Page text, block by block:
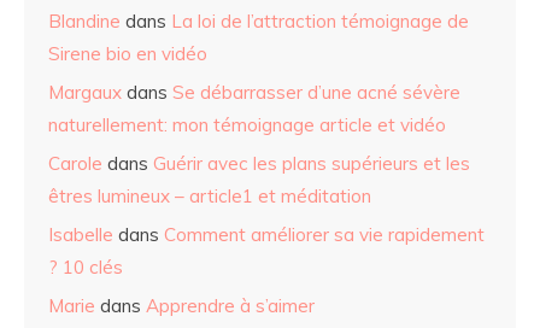
Blandine dans La loi de l’attraction témoignage de
Sirene bio en vidéo
Margaux dans Se débarrasser d’une acné sévère
naturellement: mon témoignage article et vidéo
Carole dans Guérir avec les plans supérieurs et les
êtres lumineux – article1 et méditation
Isabelle dans Comment améliorer sa vie rapidement
? 10 clés
Marie dans Apprendre à s’aimer